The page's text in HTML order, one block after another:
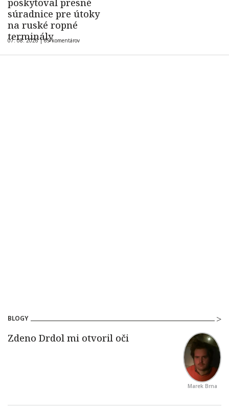
poskytoval presné
súradnice pre útoky
na ruské ropné
terminály
07. 08. 2026 |69 komentárov
BLOGY
Marek Brna